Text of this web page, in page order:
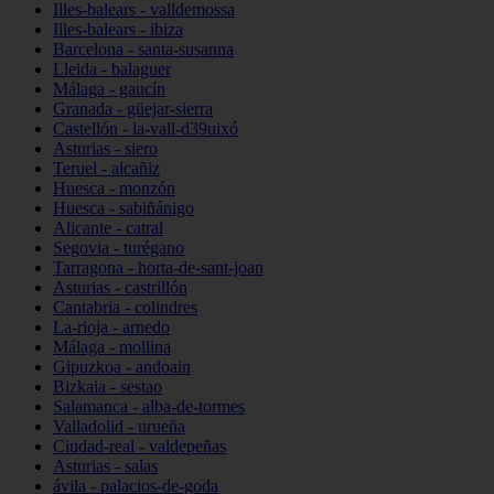
Illes-balears - valldemossa
Illes-balears - ibiza
Barcelona - santa-susanna
Lleida - balaguer
Málaga - gaucín
Granada - güejar-sierra
Castellón - la-vall-d39uixó
Asturias - siero
Teruel - alcañiz
Huesca - monzón
Huesca - sabiñánigo
Alicante - catral
Segovia - turégano
Tarragona - horta-de-sant-joan
Asturias - castrillón
Cantabria - colindres
La-rioja - arnedo
Málaga - mollina
Gipuzkoa - andoain
Bizkaia - sestao
Salamanca - alba-de-tormes
Valladolid - urueña
Ciudad-real - valdepeñas
Asturias - salas
ávila - palacios-de-goda